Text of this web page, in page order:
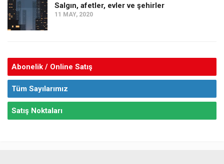
Salgın, afetler, evler ve şehirler
11 MAY, 2020
Abonelik / Online Satış
Tüm Sayılarımız
Satış Noktaları